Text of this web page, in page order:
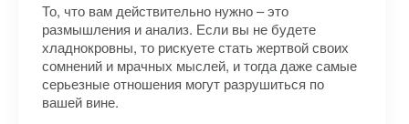
То, что вам действительно нужно – это
размышления и анализ. Если вы не будете
хладнокровны, то рискуете стать жертвой своих
сомнений и мрачных мыслей, и тогда даже самые
серьезные отношения могут разрушиться по
вашей вине.